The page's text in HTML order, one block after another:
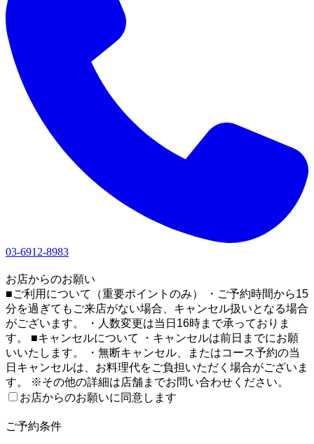
03-6912-8983
お店からのお願い
■ご利用について（重要ポイントのみ） ・ご予約時間から15
分を過ぎてもご来店がない場合、キャンセル扱いとなる場合
がございます。 ・人数変更は当日16時まで承っておりま
す。 ■キャンセルについて ・キャンセルは前日までにお願
いいたします。 ・無断キャンセル、またはコース予約の当
日キャンセルは、お料理代をご負担いただく場合がございま
す。 ※その他の詳細は店舗までお問い合わせください。
お店からのお願いに同意します
ご予約条件